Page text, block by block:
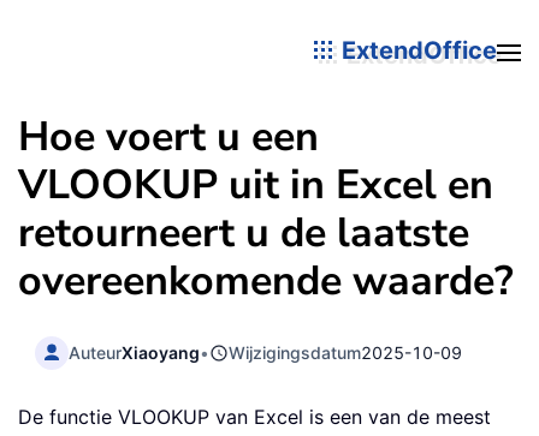
ExtendOffice
Hoe voert u een
VLOOKUP uit in Excel en
retourneert u de laatste
overeenkomende waarde?
AuteurXiaoyang• Wijzigingsdatum2025-10-09
De functie VLOOKUP van Excel is een van de meest